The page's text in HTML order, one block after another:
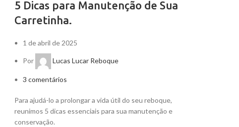
5 Dicas para Manutenção de Sua
Carretinha.
1 de abril de 2025
Por Lucas Lucar Reboque
3 comentários
Para ajudá-lo a prolongar a vida útil do seu reboque,
reunimos 5 dicas essenciais para sua manutenção e
conservação.